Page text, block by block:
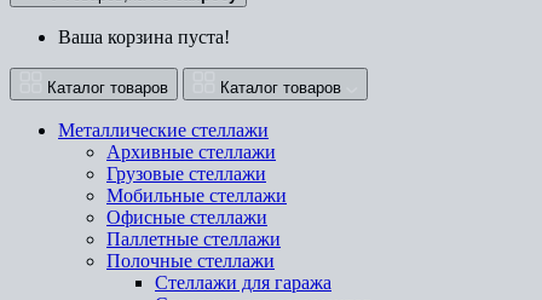
Ваша корзина пуста!
Каталог товаров Каталог товаров
Металлические стеллажи
Архивные стеллажи
Грузовые стеллажи
Мобильные стеллажи
Офисные стеллажи
Паллетные стеллажи
Полочные стеллажи
Стеллажи для гаража